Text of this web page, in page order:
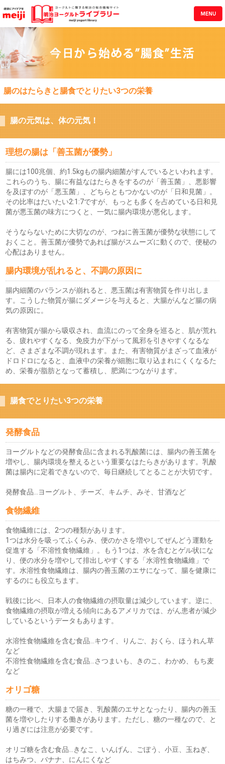
腸のはたらきと腸食でとりたい3つの栄養
腸の元気は、体の元気！
理想の腸は「善玉菌が優勢」
腸には100兆個、約1.5kgもの腸内細菌がすんでいるといわれます。
これらのうち、腸に有益なはたらきをするのが「善玉菌」、悪影響
を及ぼすのが「悪玉菌」、どちらともつかないのが「日和見菌」。
その比率はだいたい2:1:7ですが、もっとも多くを占めている日和見
菌が悪玉菌の味方につくと、一気に腸内環境が悪化します。
そうならないために大切なのが、つねに善玉菌が優勢な状態にして
おくこと。善玉菌が優勢であれば腸がスムーズに動くので、便秘の
心配はありません。
腸内環境が乱れると、不調の原因に
腸内細菌のバランスが崩れると、悪玉菌は有害物質を作り出しま
す。こうした物質が腸にダメージを与えると、大腸がんなど腸の病
気の原因に。
有害物質が腸から吸収され、血流にのって全身を巡ると、肌が荒れ
る、疲れやすくなる、免疫力が下がって風邪を引きやすくなるな
ど、さまざまな不調が現れます。また、有害物質がまざって血液が
ドロドロになると、血液中の栄養が細胞に取り込まれにくくなるた
め、栄養が脂肪となって蓄積し、肥満につながります。
腸食でとりたい3つの栄養
発酵食品
ヨーグルトなどの発酵食品に含まれる乳酸菌には、腸内の善玉菌を
増やし、腸内環境を整えるという重要なはたらきがあります。乳酸
菌は腸内に定着できないので、毎日継続してとることが大切です。
発酵食品…ヨーグルト、チーズ、キムチ、みそ、甘酒など
食物繊維
食物繊維には、2つの種類があります。
1つは水分を吸ってふくらみ、便のかさを増やしてぜんどう運動を
促進する「不溶性食物繊維」。もう1つは、水を含むとゲル状にな
り、便の水分を増やして排出しやすくする「水溶性食物繊維」で
す。水溶性食物繊維は、腸内の善玉菌のエサになって、腸を健康に
するのにも役立ちます。
戦後に比べ、日本人の食物繊維の摂取量は減少しています。逆に、
食物繊維の摂取が増える傾向にあるアメリカでは、がん患者が減少
しているというデータもあります。
水溶性食物繊維を含む食品…キウイ、りんご、おくら、ほうれん草
など
不溶性食物繊維を含む食品…さつまいも、きのこ、わかめ、もち麦
など
オリゴ糖
糖の一種で、大腸まで届き、乳酸菌のエサとなったり、腸内の善玉
菌を増やしたりする働きがあります。ただし、糖の一種なので、と
り過ぎには注意が必要です。
オリゴ糖を含む食品…きなこ、いんげん、ごぼう、小豆、玉ねぎ、
はちみつ、バナナ、にんにくなど